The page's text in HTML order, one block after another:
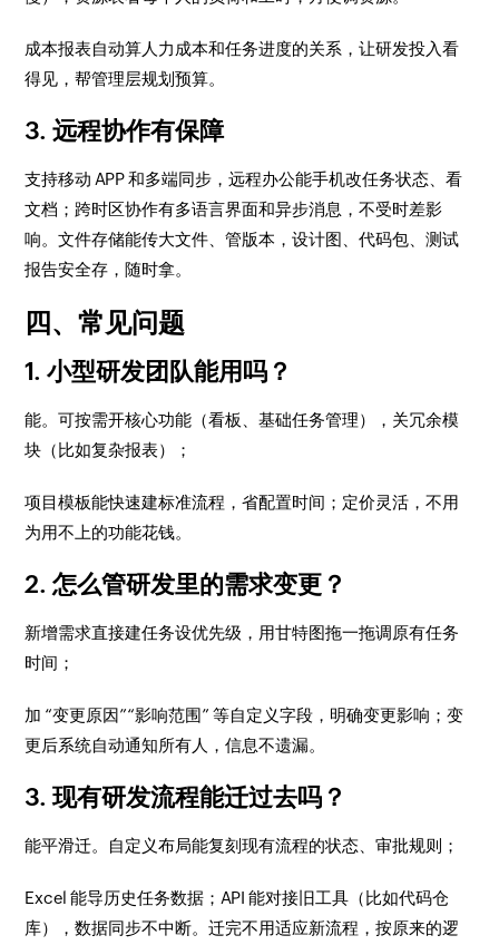
成本报表自动算人力成本和任务进度的关系，让研发投入看
得见，帮管理层规划预算。
3. 远程协作有保障
支持移动 APP 和多端同步，远程办公能手机改任务状态、看
文档；跨时区协作有多语言界面和异步消息，不受时差影
响。文件存储能传大文件、管版本，设计图、代码包、测试
报告安全存，随时拿。
四、常见问题
1. 小型研发团队能用吗？
能。可按需开核心功能（看板、基础任务管理），关冗余模
块（比如复杂报表）；
项目模板能快速建标准流程，省配置时间；定价灵活，不用
为用不上的功能花钱。
2. 怎么管研发里的需求变更？
新增需求直接建任务设优先级，用甘特图拖一拖调原有任务
时间；
加 “变更原因”“影响范围” 等自定义字段，明确变更影响；变
更后系统自动通知所有人，信息不遗漏。
3. 现有研发流程能迁过去吗？
能平滑迁。自定义布局能复刻现有流程的状态、审批规则；
Excel 能导历史任务数据；API 能对接旧工具（比如代码仓
库），数据同步不中断。迁完不用适应新流程，按原来的逻